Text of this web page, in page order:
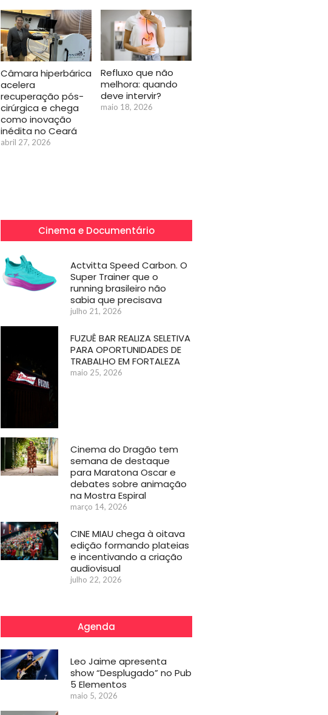
Câmara hiperbárica
acelera
recuperação pós-
cirúrgica e chega
como inovação
inédita no Ceará
abril 27, 2026
Refluxo que não
melhora: quando
deve intervir?
maio 18, 2026
Cinema e Documentário
Actvitta Speed Carbon. O
Super Trainer que o
running brasileiro não
sabia que precisava
julho 21, 2026
FUZUÊ BAR REALIZA SELETIVA
PARA OPORTUNIDADES DE
TRABALHO EM FORTALEZA
maio 25, 2026
Cinema do Dragão tem
semana de destaque
para Maratona Oscar e
debates sobre animação
na Mostra Espiral
março 14, 2026
CINE MIAU chega à oitava
edição formando plateias
e incentivando a criação
audiovisual
julho 22, 2026
Agenda
Leo Jaime apresenta
show “Desplugado” no Pub
5 Elementos
maio 5, 2026